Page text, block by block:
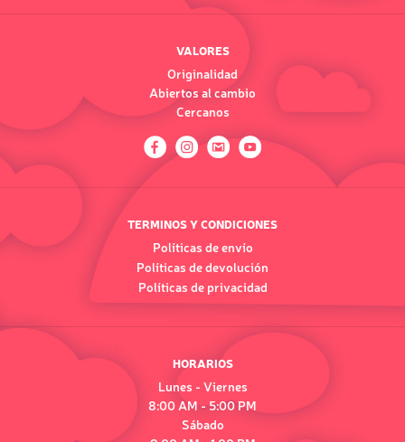
VALORES
Originalidad
Abiertos al cambio
Cercanos
TERMINOS Y CONDICIONES
Políticas de envío
Políticas de devolución
Políticas de privacidad
HORARIOS
Lunes - Viernes
8:00 AM - 5:00 PM
Sábado